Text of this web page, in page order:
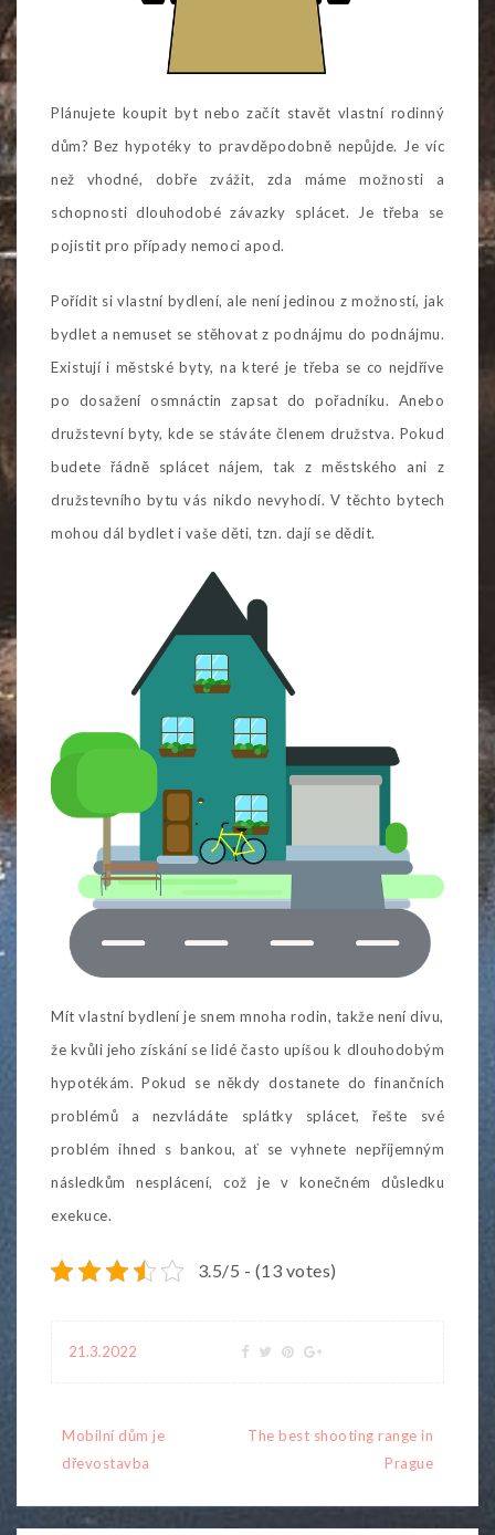
Plánujete koupit byt nebo začít stavět vlastní rodinný
dům? Bez hypotéky to pravděpodobně nepůjde. Je víc
než vhodné, dobře zvážit, zda máme možnosti a
schopnosti dlouhodobé závazky splácet. Je třeba se
pojistit pro případy nemoci apod.
Pořídit si vlastní bydlení, ale není jedinou z možností, jak
bydlet a nemuset se stěhovat z podnájmu do podnájmu.
Existují i městské byty, na které je třeba se co nejdříve
po dosažení osmnáctin zapsat do pořadníku. Anebo
družstevní byty, kde se stáváte členem družstva. Pokud
budete řádně splácet nájem, tak z městského ani z
družstevního bytu vás nikdo nevyhodí. V těchto bytech
mohou dál bydlet i vaše děti, tzn. dají se dědit.
Mít vlastní bydlení je snem mnoha rodin, takže není divu,
že kvůli jeho získání se lidé často upíšou k dlouhodobým
hypotékám. Pokud se někdy dostanete do finančních
problémů a nezvládáte splátky splácet, řešte své
problém ihned s bankou, ať se vyhnete nepříjemným
následkům nesplácení, což je v konečném důsledku
exekuce.
3.5/5 - (13 votes)
21.3.2022
Navigace
pro
příspěvek
Mobilní dům je
dřevostavba
The best shooting range in
Prague